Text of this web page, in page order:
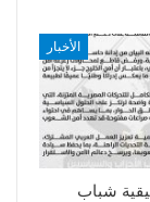
الأخبار
شباب